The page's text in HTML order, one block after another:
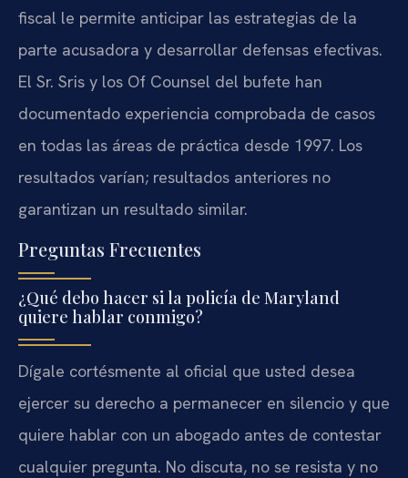
fiscal le permite anticipar las estrategias de la
parte acusadora y desarrollar defensas efectivas.
El Sr. Sris y los Of Counsel del bufete han
documentado experiencia comprobada de casos
en todas las áreas de práctica desde 1997. Los
resultados varían; resultados anteriores no
garantizan un resultado similar.
Preguntas Frecuentes
¿Qué debo hacer si la policía de Maryland
quiere hablar conmigo?
Dígale cortésmente al oficial que usted desea
ejercer su derecho a permanecer en silencio y que
quiere hablar con un abogado antes de contestar
cualquier pregunta. No discuta, no se resista y no